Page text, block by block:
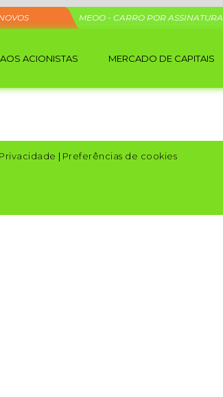
MEOO - CARRO POR ASSINATURA
ACIONISTAS MERCADO DE CAPITAIS
| Preferências de cookies